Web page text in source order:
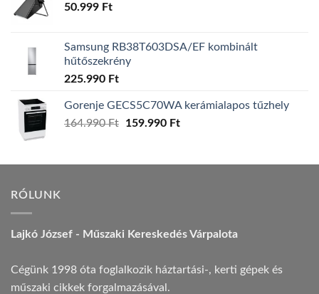
50.999 Ft
Samsung RB38T603DSA/EF kombinált
hűtőszekrény
225.990 Ft
Gorenje GECS5C70WA kerámialapos tűzhely
164.990Ft
Original
164.990 Ft.
159.990 FtCurrent
159.990 Ft.
RÓLUNK
Lajkó József - Műszaki Kereskedés Várpalota
Cégünk 1998 óta foglalkozik háztartási-, kerti gépek és
műszaki cikkek forgalmazásával.